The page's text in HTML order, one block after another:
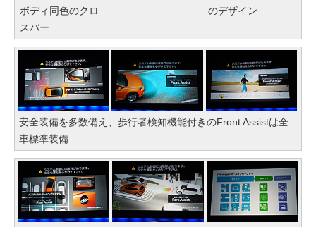
ボディ同色のクロ
スバー
のデザイン
安全装備を多数備え、歩行者検知機能付きのFront Assistは全
車標準装備